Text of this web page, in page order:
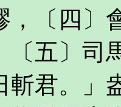
，〔四〕
〔五〕司
斬君。」